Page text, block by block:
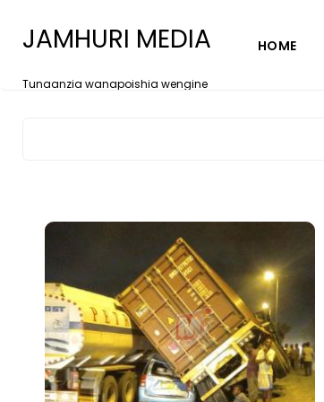
JAMHURI MEDIA
Tunaanzia wanapoishia wengine
HOME